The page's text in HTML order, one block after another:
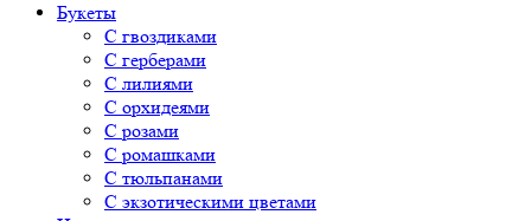
Букеты
С гвоздиками
С герберами
С лилиями
С орхидеями
С розами
С ромашками
С тюльпанами
С экзотическими цветами